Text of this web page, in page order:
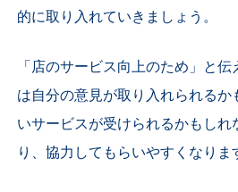
的に取り入れていきましょう。
「店のサービス向上のため」と
は自分の意見が取り入れられる
いサービスが受けられるかもし
り、協力してもらいやすくなりま